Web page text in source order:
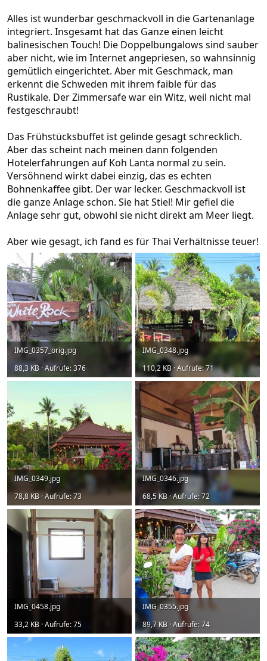
Alles ist wunderbar geschmackvoll in die Gartenanlage
integriert. Insgesamt hat das Ganze einen leicht
balinesischen Touch! Die Doppelbungalows sind sauber
aber nicht, wie im Internet angepriesen, so wahnsinnig
gemütlich eingerichtet. Aber mit Geschmack, man
erkennt die Schweden mit ihrem faible für das
Rustikale. Der Zimmersafe war ein Witz, weil nicht mal
festgeschraubt!
Das Frühstücksbuffet ist gelinde gesagt schrecklich.
Aber das scheint nach meinen dann folgenden
Hotelerfahrungen auf Koh Lanta normal zu sein.
Versöhnend wirkt dabei einzig, das es echten
Bohnenkaffee gibt. Der war lecker. Geschmackvoll ist
die ganze Anlage schon. Sie hat Stiel! Mir gefiel die
Anlage sehr gut, obwohl sie nicht direkt am Meer liegt.
Aber wie gesagt, ich fand es für Thai Verhältnisse teuer!
IMG_0357_orig.jpg
88,3 KB · Aufrufe: 376
IMG_0348.jpg
110,2 KB · Aufrufe: 71
IMG_0349.jpg
78,8 KB · Aufrufe: 73
IMG_0346.jpg
68,5 KB · Aufrufe: 72
IMG_0458.jpg
33,2 KB · Aufrufe: 75
IMG_0355.jpg
89,7 KB · Aufrufe: 74